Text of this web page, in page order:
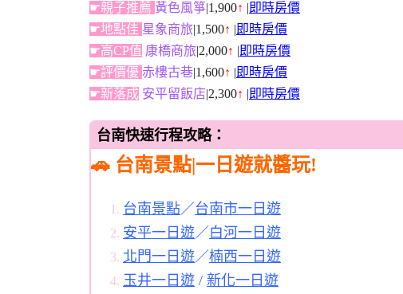
☛親子推薦 黃色風箏 |1,900↑ 即時房價
☛地點佳 星象商旅 |1,500↑ 即時房價
☛高CP值 康橋商旅 |2,000↑ 即時房價
☛評價優 赤樓古巷 |1,600↑ 即時房價
☛新落成 安平留飯店 |2,300↑ 即時房價
台南快速行程攻略：
🚗 台南景點|一日遊就醬玩!
台南景點／ 台南市一日遊
安平一日遊／ 白河一日遊
北門一日遊／楠西一日遊
玉井一日遊 / 新化一日遊